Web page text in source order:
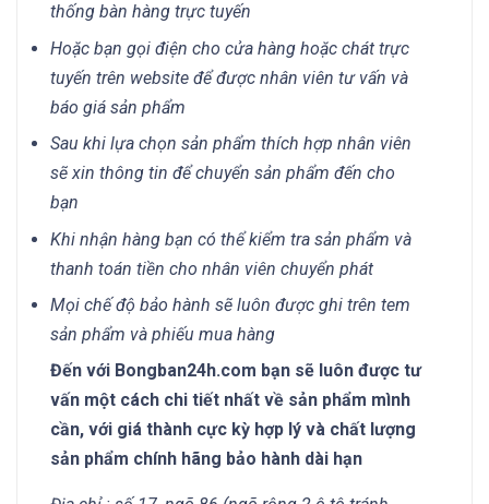
thống bàn hàng trực tuyến
Hoặc bạn gọi điện cho cửa hàng hoặc chát trực
tuyến trên website để được nhân viên tư vấn và
báo giá sản phẩm
Sau khi lựa chọn sản phẩm thích hợp nhân viên
sẽ xin thông tin để chuyển sản phẩm đến cho
bạn
Khi nhận hàng bạn có thể kiểm tra sản phẩm và
thanh toán tiền cho nhân viên chuyển phát
Mọi chế độ bảo hành sẽ luôn được ghi trên tem
sản phẩm và phiếu mua hàng
Đến với Bongban24h.com bạn sẽ luôn được tư
vấn một cách chi tiết nhất về sản phẩm mình
cần, với giá thành cực kỳ hợp lý và chất lượng
sản phẩm chính hãng bảo hành dài hạn